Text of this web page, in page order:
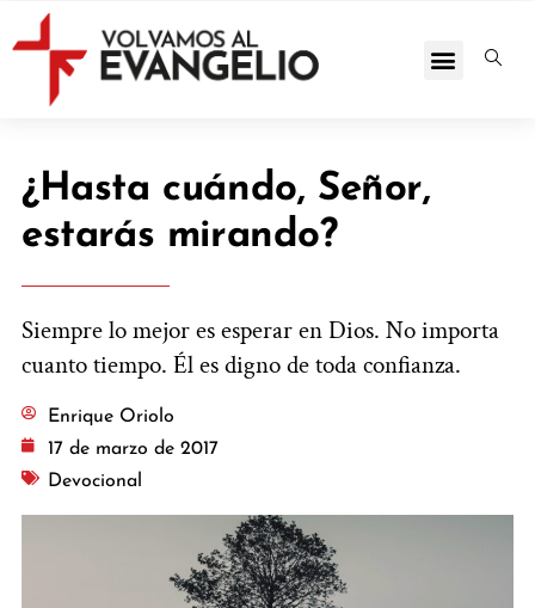
¿Hasta cuándo, Señor,
estarás mirando?
Siempre lo mejor es esperar en Dios. No importa
cuanto tiempo. Él es digno de toda confianza.
Enrique Oriolo
17 de marzo de 2017
Devocional